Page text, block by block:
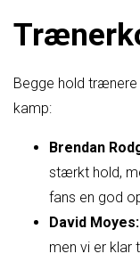
Begge hold
kamp:
Brendan
stærkt hold,
fans en god
David Moyes:
men vi er klar